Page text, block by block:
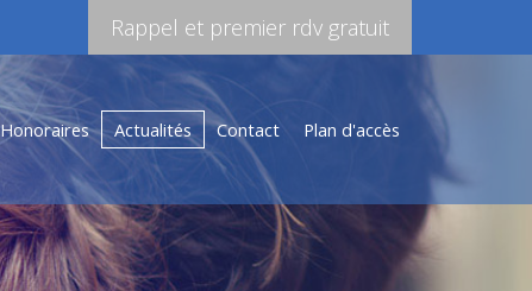
Rappel et premier rdv gratuit
Honoraires Actualités Contact Plan d'accès